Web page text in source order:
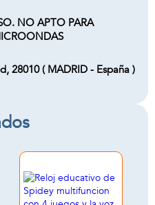
NO APTO PARA
28010 ( MADRID - España )